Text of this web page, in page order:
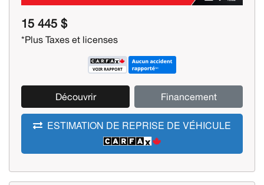
15 445 $
*Plus Taxes et licenses
Découvrir Financement
ESTIMATION DE REPRISE DE VÉHICULE